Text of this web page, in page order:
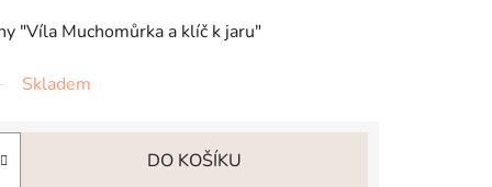
"Víla Muchomůrka a klíč k jaru"
Skladem
DO KOŠÍKU